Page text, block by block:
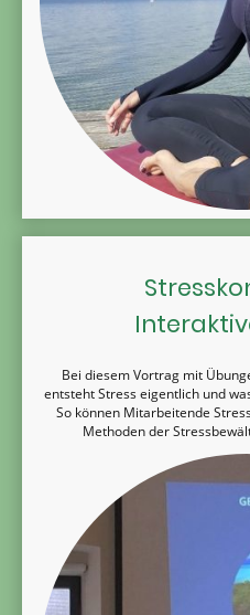
Bei diesem Vortrag mit
entsteht Stress eigentlich und
So können Mitarbeitende
Methoden der